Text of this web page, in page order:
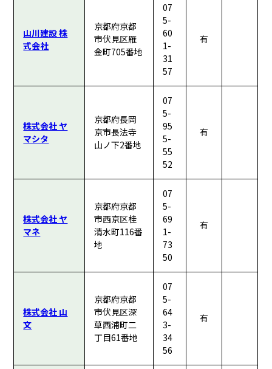
山川建設 株
式会社
京都府京都
市伏見区雁
金町705番地
07
5-
60
1-
31
57
有
株式会社 ヤ
マシタ
京都府長岡
京市長法寺
山ノ下2番地
07
5-
95
5-
55
52
有
株式会社 ヤ
マネ
京都府京都
市西京区桂
清水町116番
地
07
5-
69
1-
73
50
有
株式会社 山
文
京都府京都
市伏見区深
草西浦町二
丁目61番地
07
5-
64
3-
34
56
有